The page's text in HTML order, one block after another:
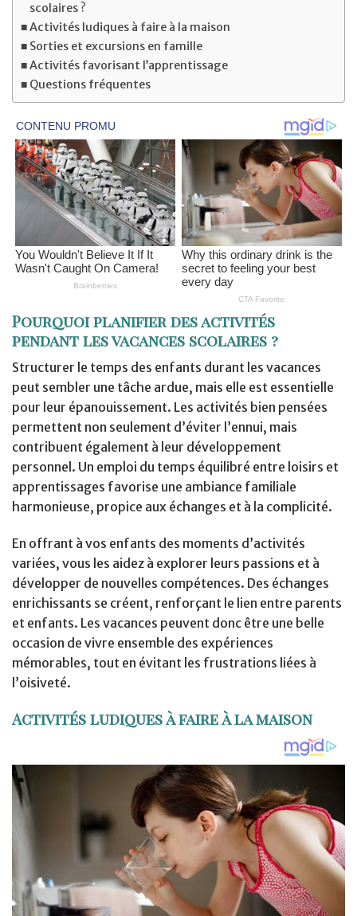
scolaires ?
Activités ludiques à faire à la maison
Sorties et excursions en famille
Activités favorisant l’apprentissage
Questions fréquentes
Pourquoi planifier des activités
pendant les vacances scolaires ?
Structurer le temps des enfants durant les vacances
peut sembler une tâche ardue, mais elle est essentielle
pour leur épanouissement. Les activités bien pensées
permettent non seulement d’éviter l’ennui, mais
contribuent également à leur développement
personnel. Un emploi du temps équilibré entre loisirs et
apprentissages favorise une ambiance familiale
harmonieuse, propice aux échanges et à la complicité.
En offrant à vos enfants des moments d’activités
variées, vous les aidez à explorer leurs passions et à
développer de nouvelles compétences. Des échanges
enrichissants se créent, renforçant le lien entre parents
et enfants. Les vacances peuvent donc être une belle
occasion de vivre ensemble des expériences
mémorables, tout en évitant les frustrations liées à
l’oisiveté.
Activités ludiques à faire à la maison